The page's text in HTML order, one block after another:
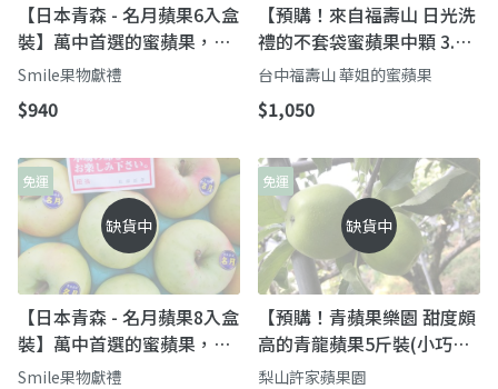
【日本青森 - 名月蘋果6入盒
裝】萬中首選的蜜蘋果，免
運優惠中
Smile果物獻禮
$940
【預購！來自福壽山 日光洗
禮的不套袋蜜蘋果中顆 3.5
斤】饕客的最愛 就是願意多
等⼀個月
台中福壽山 華姐的蜜蘋果
$1,050
缺貨中
免運
【日本青森 - 名月蘋果8入盒
裝】萬中首選的蜜蘋果，免
運優惠中
Smile果物獻禮
缺貨中
免運
【預購！青蘋果樂園 甜度頗
高的青龍蘋果5斤裝(小巧
果)】皮薄肉細清脆爽口 梨
梨山許家蘋果園